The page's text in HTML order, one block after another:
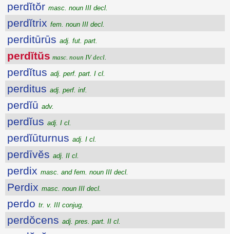
perdĭtŏr masc. noun III decl.
perdĭtrix fem. noun III decl.
perditūrūs adj. fut. part.
perdĭtŭs masc. noun IV decl.
perdĭtus adj. perf. part. I cl.
perditus adj. perf. inf.
perdĭū adv.
perdĭus adj. I cl.
perdĭūturnus adj. I cl.
perdīvĕs adj. II cl.
perdix masc. and fem. noun III decl.
Perdix masc. noun III decl.
perdo tr. v. III conjug.
perdŏcens adj. pres. part. II cl.